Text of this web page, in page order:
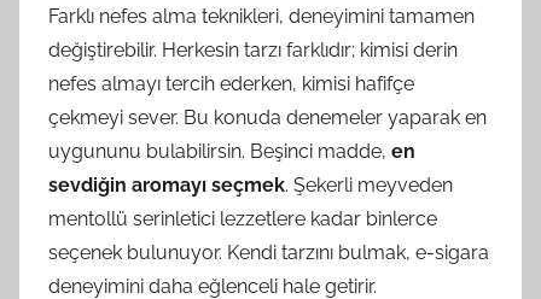
Farklı nefes alma teknikleri, deneyimini tamamen
değiştirebilir. Herkesin tarzı farklıdır; kimisi derin
nefes almayı tercih ederken, kimisi hafifçe
çekmeyi sever. Bu konuda denemeler yaparak en
uygununu bulabilirsin. Beşinci madde, en
sevdiğin aromayı seçmek. Şekerli meyveden
mentollü serinletici lezzetlere kadar binlerce
seçenek bulunuyor. Kendi tarzını bulmak, e-sigara
deneyimini daha eğlenceli hale getirir.